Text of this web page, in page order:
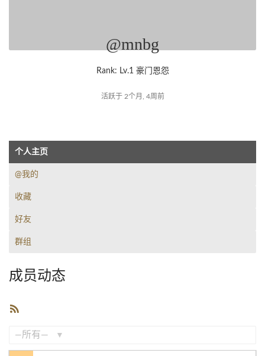
@mnbg
Rank: Lv.1 豪门恩怨
活跃于 2个月, 4周前
个人主页
@我的
收藏
好友
群组
成员动态
阅